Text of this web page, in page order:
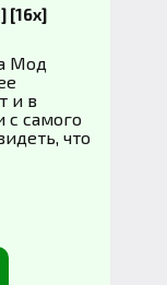
[16x]
Мод
и в
с самого
что